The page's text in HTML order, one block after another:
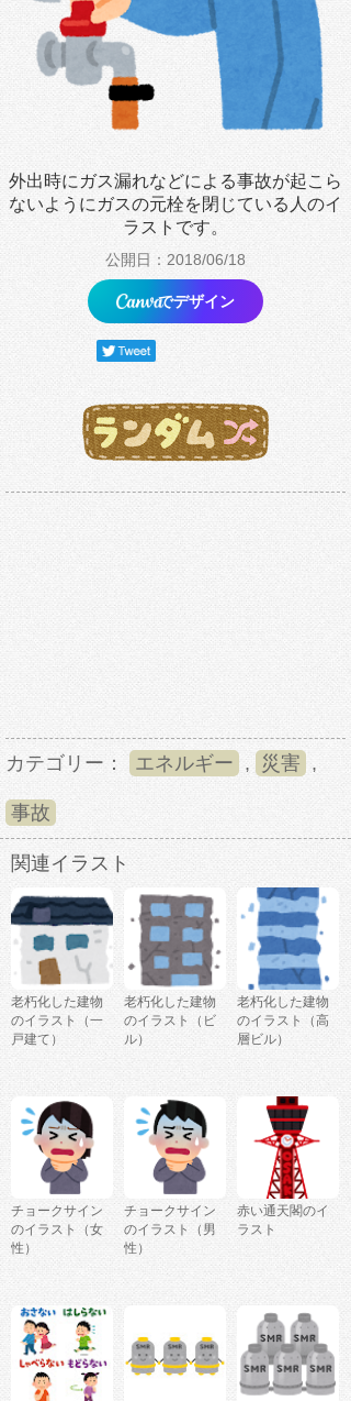
外出時にガス漏れなどによる事故が起こら
ないようにガスの元栓を閉じている人のイ
ラストです。
公開日：2018/06/18
でデザイン
カテゴリー： エネルギー , 災害 ,
事故
関連イラスト
老朽化した建物
のイラスト（一
戸建て）
老朽化した建物
のイラスト（ビ
ル）
老朽化した建物
のイラスト（高
層ビル）
チョークサイン
のイラスト（女
性）
チョークサイン
のイラスト（男
性）
赤い通天閣のイ
ラスト